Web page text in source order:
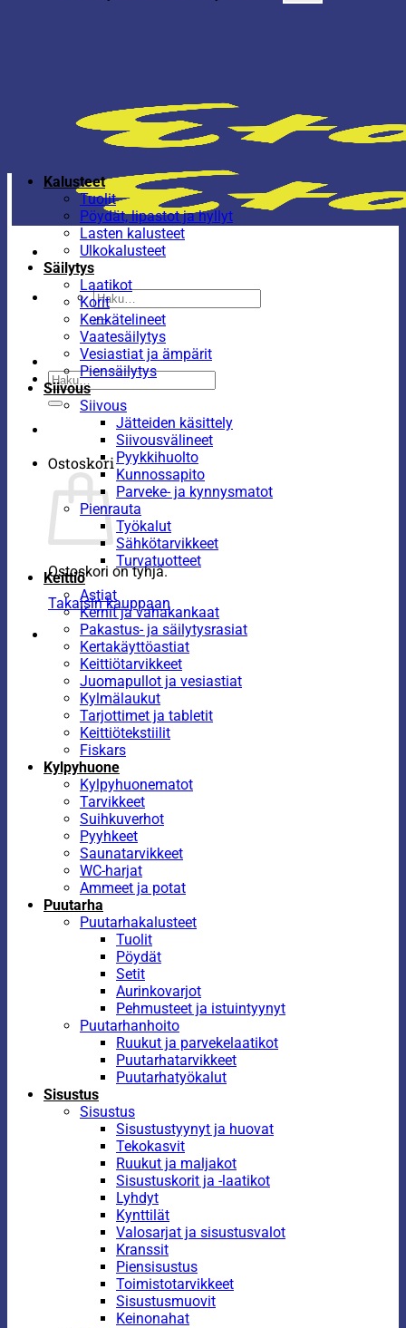
Etsi:
Etsi:
Ostoskori
Ostoskori on tyhjä.
Takaisin kauppaan
Kalusteet
Tuolit
Pöydät, lipastot ja hyllyt
Lasten kalusteet
Ulkokalusteet
Säilytys
Laatikot
Korit
Kenkätelineet
Vaatesäilytys
Vesiastiat ja ämpärit
Piensäilytys
Siivous
Siivous
Jätteiden käsittely
Siivousvälineet
Pyykkihuolto
Kunnossapito
Parveke- ja kynnysmatot
Pienrauta
Työkalut
Sähkötarvikkeet
Turvatuotteet
Keittiö
Astiat
Kernit ja vahakankaat
Pakastus- ja säilytysrasiat
Kertakäyttöastiat
Keittiötarvikkeet
Juomapullot ja vesiastiat
Kylmälaukut
Tarjottimet ja tabletit
Keittiötekstiilit
Fiskars
Kylpyhuone
Kylpyhuonematot
Tarvikkeet
Suihkuverhot
Pyyhkeet
Saunatarvikkeet
WC-harjat
Ammeet ja potat
Puutarha
Puutarhakalusteet
Tuolit
Pöydät
Setit
Aurinkovarjot
Pehmusteet ja istuintyynyt
Puutarhanhoito
Ruukut ja parvekelaatikot
Puutarhatarvikkeet
Puutarhatyökalut
Sisustus
Sisustus
Sisustustyynyt ja huovat
Tekokasvit
Ruukut ja maljakot
Sisustuskorit ja -laatikot
Lyhdyt
Kynttilät
Valosarjat ja sisustusvalot
Kranssit
Piensisustus
Toimistotarvikkeet
Sisustusmuovit
Keinonahat